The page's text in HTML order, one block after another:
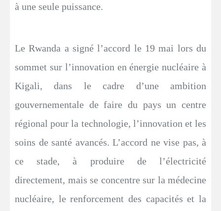
à une seule puissance.
Le Rwanda a signé l’accord le 19 mai lors du
sommet sur l’innovation en énergie nucléaire à
Kigali, dans le cadre d’une ambition
gouvernementale de faire du pays un centre
régional pour la technologie, l’innovation et les
soins de santé avancés. L’accord ne vise pas, à
ce stade, à produire de l’électricité
directement, mais se concentre sur la médecine
nucléaire, le renforcement des capacités et la